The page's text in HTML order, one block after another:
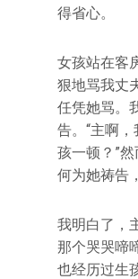
得省心。
女孩站在客
狠地骂我丈
任凭她骂。
告。“主啊
孩一顿？”
何为她祷告
我明白了，
那个哭哭啼
也经历过生